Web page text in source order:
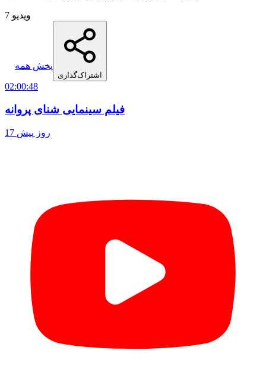
7 ویدیو
پخش همه
اشتراک‌گذاری
02:00:48
فیلم سینمایی شنای پروانه
17 روز پیش